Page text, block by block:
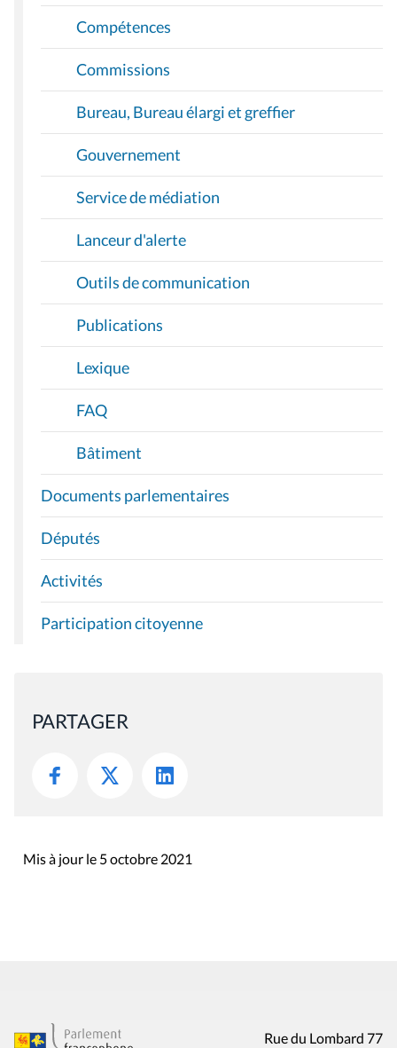
Compétences
Commissions
Bureau, Bureau élargi et greffier
Gouvernement
Service de médiation
Lanceur d'alerte
Outils de communication
Publications
Lexique
FAQ
Bâtiment
Documents parlementaires
Députés
Activités
Participation citoyenne
PARTAGER
Mis à jour le 5 octobre 2021
Rue du Lombard 77